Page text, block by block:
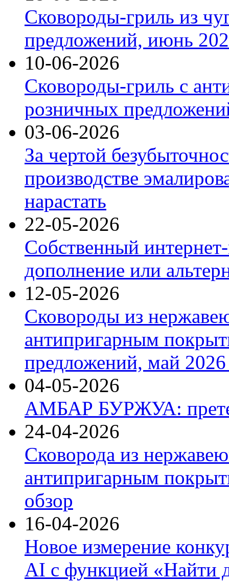
Сковороды-гриль из
предложений, июнь
10-06-2026
Сковороды-гриль с
розничных
03-06-2026
За чертой
производстве
нарастать
22-05-2026
Собственный
дополнение или
12-05-2026
Сковороды из
антипригарным
предложений, май 2026
04-05-2026
АМБАР БУРЖУА:
24-04-2026
Сковорода из
антипригарным
обзор
16-04-2026
Новое измерение
AI с функцией «Найти